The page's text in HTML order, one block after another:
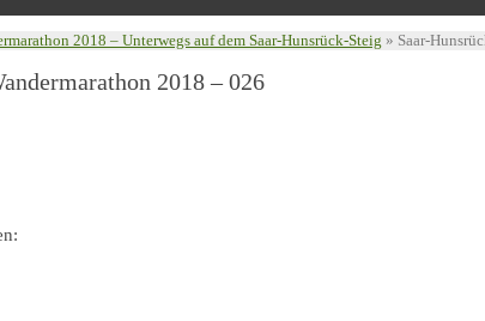
2018 – Unterwegs auf dem Saar-Hunsrück-Steig » Saar-
2018 – 026